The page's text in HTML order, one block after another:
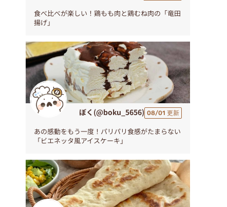
食べ比べが楽しい！鶏もも肉と鶏むね肉の「竜田
揚げ」
ぼく(@boku_5656) 08/01 更新
あの感動をもう一度！パリパリ食感がたまらない
「ビエネッタ風アイスケーキ」